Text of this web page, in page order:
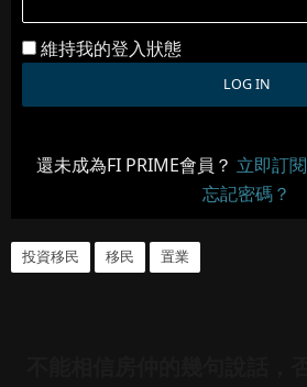
維持我的登入狀態
還未成為FI PRIME會員？ 立即訂閱
忘記密碼？
投資移民 移民 置業